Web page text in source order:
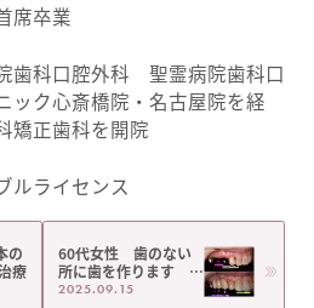
席卒業
歯科口腔外科 聖霊病院歯科口
ク心斎橋院・名古屋院を経
正歯科を開院
ルライセンス
の
療
60代女性 歯のない
所に歯を作ります 最
終話
2025.09.15